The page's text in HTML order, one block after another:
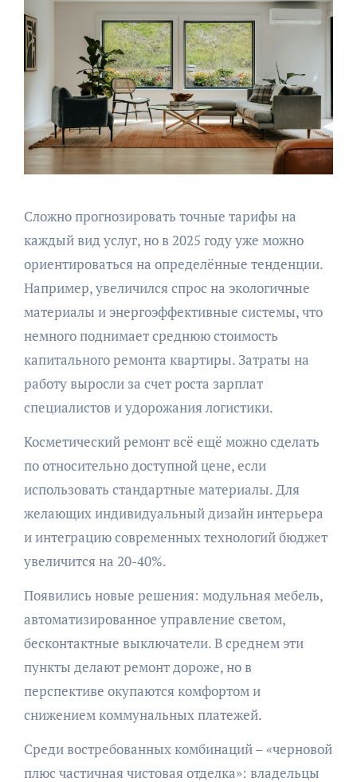
Сложно прогнозировать точные тарифы на
каждый вид услуг, но в 2025 году уже можно
ориентироваться на определённые тенденции.
Например, увеличился спрос на экологичные
материалы и энергоэффективные системы, что
немного поднимает среднюю стоимость
капитального ремонта квартиры. Затраты на
работу выросли за счет роста зарплат
специалистов и удорожания логистики.
Косметический ремонт всё ещё можно сделать
по относительно доступной цене, если
использовать стандартные материалы. Для
желающих индивидуальный дизайн интерьера
и интеграцию современных технологий бюджет
увеличится на 20-40%.
Появились новые решения: модульная мебель,
автоматизированное управление светом,
бесконтактные выключатели. В среднем эти
пункты делают ремонт дороже, но в
перспективе окупаются комфортом и
снижением коммунальных платежей.
Среди востребованных комбинаций – «черновой
плюс частичная чистовая отделка»: владельцы